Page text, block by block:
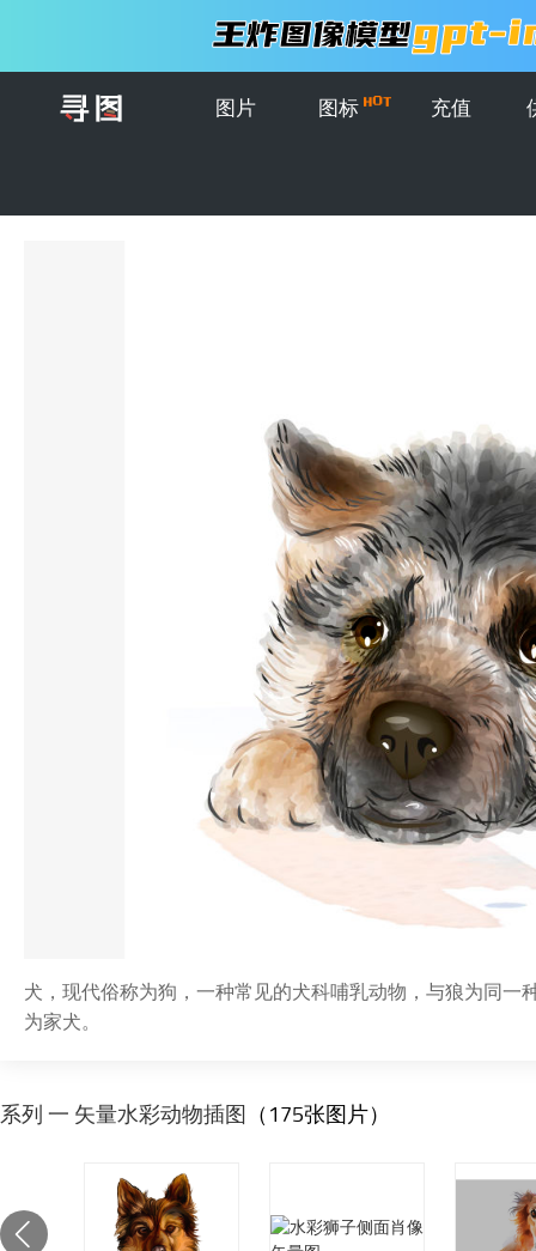
图片 图标 充值
犬，现代俗称为狗，一种常见的犬科哺乳动物，与狼为同
为家犬。
系列 一 矢量水彩动物插图 （175张图片）